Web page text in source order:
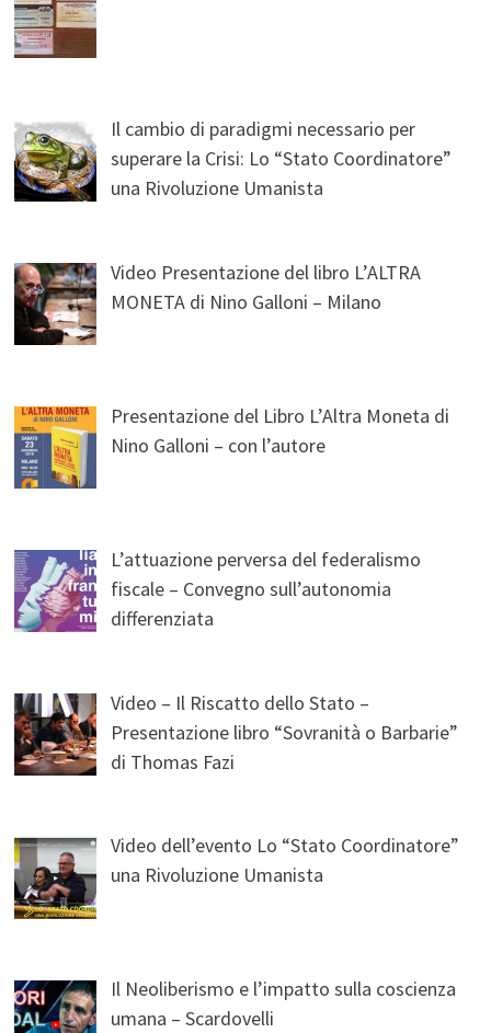
Il cambio di paradigmi necessario per
superare la Crisi: Lo “Stato Coordinatore”
una Rivoluzione Umanista
Video Presentazione del libro L’ALTRA
MONETA di Nino Galloni – Milano
Presentazione del Libro L’Altra Moneta di
Nino Galloni – con l’autore
L’attuazione perversa del federalismo
fiscale – Convegno sull’autonomia
differenziata
Video – Il Riscatto dello Stato –
Presentazione libro “Sovranità o Barbarie”
di Thomas Fazi
Video dell’evento Lo “Stato Coordinatore”
una Rivoluzione Umanista
Il Neoliberismo e l’impatto sulla coscienza
umana – Scardovelli